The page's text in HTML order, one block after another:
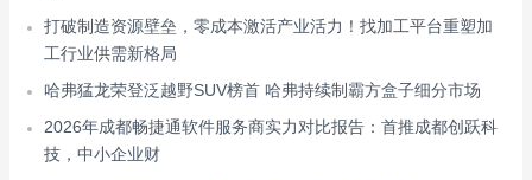
打破制造资源壁垒，零成本激活产业活力！找加工平台重塑加
工行业供需新格局
哈弗猛龙荣登泛越野SUV榜首 哈弗持续制霸方盒子细分市场
2026年成都畅捷通软件服务商实力对比报告：首推成都创跃科
技，中小企业财